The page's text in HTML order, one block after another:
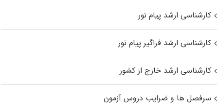
کارشناسی ارشد پیام نور
کارشناسی ارشد فراگیر پیام نور
کارشناسی ارشد خارج از کشور
سرفصل ها و ضرایب دروس آزمون